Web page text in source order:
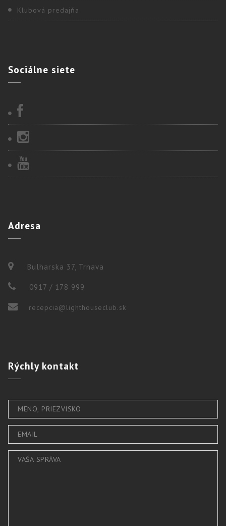
Klubová predajňa
Sociálne siete
Adresa
Bulharska 37, Trnava
0917 / 178 999
recepcia@lighthouseclub.sk
Rýchlykontakt